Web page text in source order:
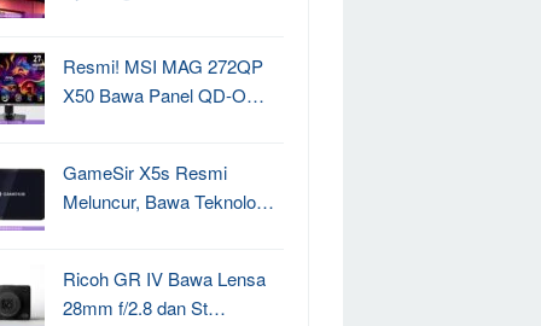
Resmi! MSI MAG 272QP
X50 Bawa Panel QD-O…
GameSir X5s Resmi
Meluncur, Bawa Teknolo…
Ricoh GR IV Bawa Lensa
28mm f/2.8 dan St…